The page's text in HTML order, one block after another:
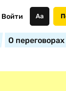
Войти Аа
О